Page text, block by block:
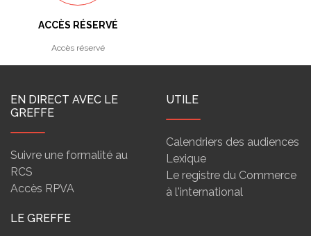
ACCÈS RÉSERVÉ
Accès réservé
EN DIRECT AVEC LE
GREFFE
Suivre une formalité au
RCS
Accès RPVA
UTILE
Calendriers des audiences
Lexique
Le registre du Commerce
à l'international
LE GREFFE